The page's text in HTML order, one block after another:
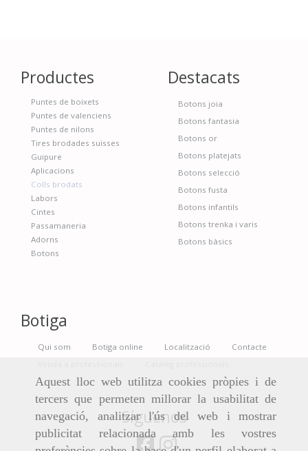
Aquest lloc web utilitza cookies pròpies i de
tercers que permeten millorar la usabilitat de
navegació, analitzar l'ús del web i mostrar
publicitat relacionada amb les vostres
Productes
Puntes de boixets
Puntes de valenciens
Puntes de nilons
Tires brodades suïsses
Guipure
Aplicacions
Colls brodats
Labors
Cintes
Passamaneria
Adorns
Botons
Destacats
Botons joia
Botons fantasia
Botons or
Botons platejats
Botons selecció
Botons fusta
Botons infantils
Botons trenka i varis
Botons bàsics
Botiga
Qui som Botiga online Localització
Contacte
Síguenos